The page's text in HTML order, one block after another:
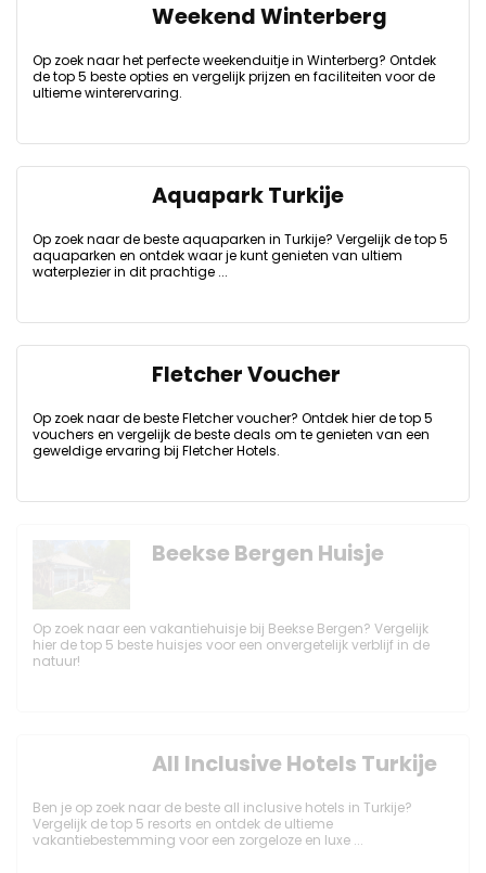
Weekend Winterberg
Op zoek naar het perfecte weekenduitje in Winterberg? Ontdek
de top 5 beste opties en vergelijk prijzen en faciliteiten voor de
ultieme winterervaring.
Aquapark Turkije
Op zoek naar de beste aquaparken in Turkije? Vergelijk de top 5
aquaparken en ontdek waar je kunt genieten van ultiem
waterplezier in dit prachtige ...
Fletcher Voucher
Op zoek naar de beste Fletcher voucher? Ontdek hier de top 5
vouchers en vergelijk de beste deals om te genieten van een
geweldige ervaring bij Fletcher Hotels.
Beekse Bergen Huisje
Op zoek naar een vakantiehuisje bij Beekse Bergen? Vergelijk
hier de top 5 beste huisjes voor een onvergetelijk verblijf in de
natuur!
All Inclusive Hotels Turkije
Ben je op zoek naar de beste all inclusive hotels in Turkije?